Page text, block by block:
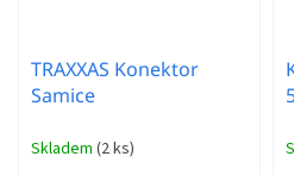
TRAXXAS Konektor
Samice
Skladem (2 ks)